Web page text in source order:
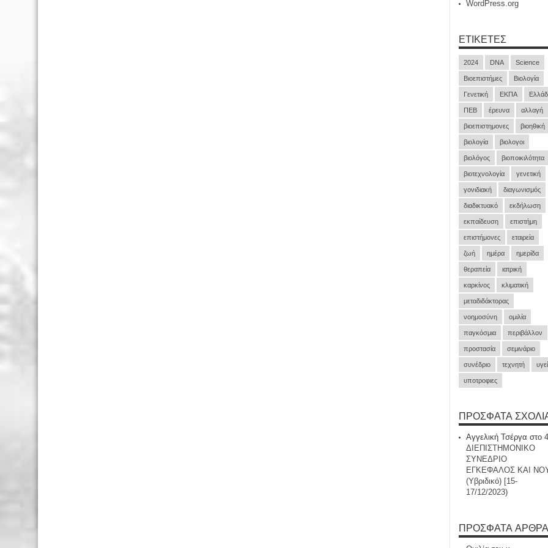
WordPress.org
ΕΤΙΚΈΤΕΣ
2024 DNA Science
Βιοεπιστήμες Βιολογία
Γενετική ΕΚΠΑ
ΠΕΒ έρευνα αλλαγή
βιοεπιστημονες βιοηθική
βιολογία βιολογοι
βιολόγος βιοποικιλότητα
βιοτεχνολογία γενετική
γονιδιακή διαγωνισμός
διαδικτυακό εκδήλωση
εκπαίδευση επιστήμη
επιστήμονες εταιρεία
ζωή ημέρα ημερίδα
θεραπεία ιατρική
καρκίνος κλιματική
μεταδιδάκτορας
νοημοσύνη ομιλία
παγκόσμια περιβάλλον
προστασία σεμινάριο
συνέδριο τεχνητή
υποτροφιες
ΠΡΌΣΦΑΤΑ
Αγγελική Τσέργα στο
ΔΙΕΠΙΣΤΗΜΟΝΙΚΟ
ΣΥΝΕΔΡΙΟ
ΕΓΚΕΦΑΛΟΣ ΚΑΙ
(Υβριδικό) [15-
17/12/2023)
ΠΡΌΣΦΑΤΑ ΆΡΘΡΑ